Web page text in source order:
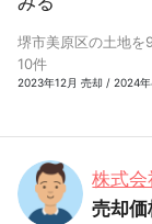
堺市美原区の土地
10件
2023年12月 売却 / 2024
株式
売却価